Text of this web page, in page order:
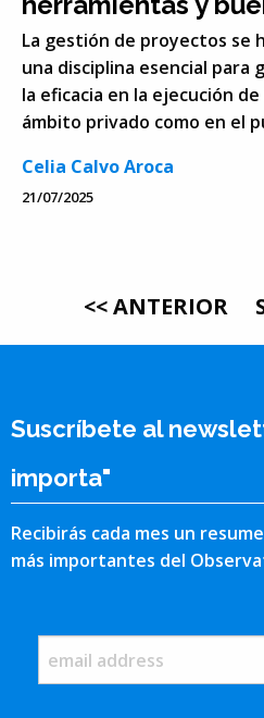
La gestión de proyectos se
una disciplina esencial para
la eficacia en la ejecución
ámbito privado como en el
Celia Calvo Aroca
21/07/2025
<< ANTERIOR
Suscríbete al
importa"
Recibirás cada mes un
más importantes del